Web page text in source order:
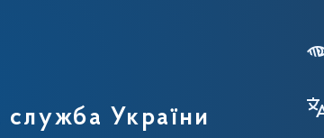
України
України